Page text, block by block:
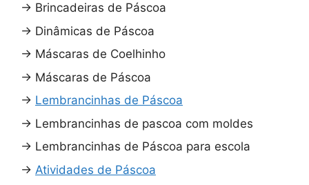
→ Brincadeiras de Páscoa
→ Dinâmicas de Páscoa
→ Máscaras de Coelhinho
→ Máscaras de Páscoa
→ Lembrancinhas de Páscoa
→ Lembrancinhas de pascoa com moldes
→ Lembrancinhas de Páscoa para escola
→ Atividades de Páscoa